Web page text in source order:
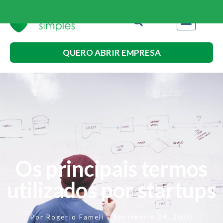
QUERO ABRIR EMPRESA
Os principais termos
utilizados por startups
Por Rogerio Fameli